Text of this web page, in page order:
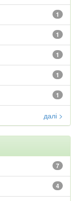
1
1
1
1
1
далі >
7
4